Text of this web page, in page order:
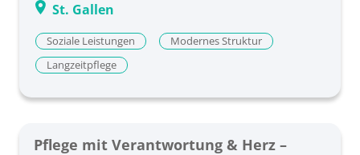
St. Gallen
Soziale Leistungen
Modernes Struktur
Langzeitpflege
Pflege mit Verantwortung & Herz –